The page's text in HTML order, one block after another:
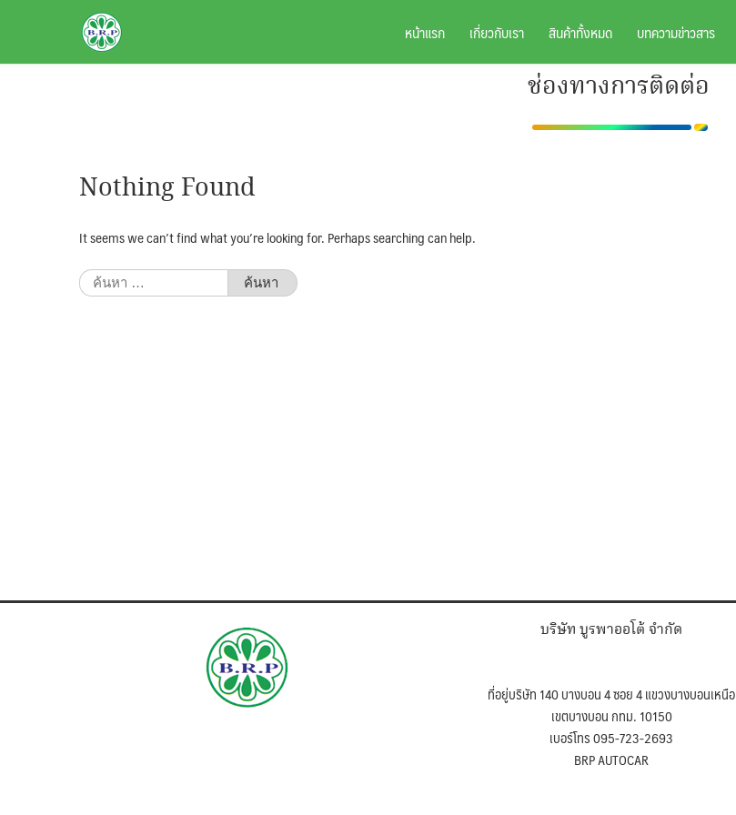
BRPAUTO.COM หน้าแรก เกี่ยวกับเรา สินค้าทั้งหมด บทความข่าวสาร
ช่องทางการติดต่อ
Nothing Found
It seems we can’t find what you’re looking for. Perhaps searching can help.
ค้นหา
สำหรับ:
บริษัท บูรพาออโต้ จำกัด
ที่อยู่บริษัท 140 บางบอน 4 ซอย 4 แขวงบางบอนเหนือ
เขตบางบอน กทม. 10150
เบอร์โทร 095-723-2693
BRP AUTOCAR